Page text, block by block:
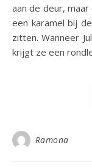
aan de deur, maar
een karamel bij
zitten. Wanneer
krijgt ze een
Ramona